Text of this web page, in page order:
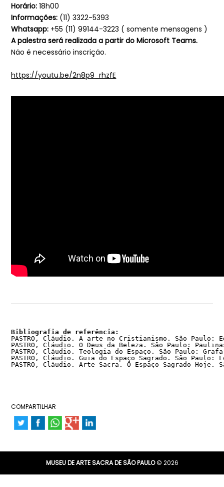
Horário:18h00
Informações: (11) 3322-5393
Whatsapp: +55 (11) 99144-3223 ( somente mensagens )
A palestra será realizada a partir do Microsoft Teams.
Não é necessário inscrição.
https://youtu.be/2n8p9_rhzfE
Bibliografia de referência:
PASTRO, Cláudio. A arte no Cristianismo. São Paulo:
PASTRO, Cláudio. O Deus da Beleza. São Paulo:
PASTRO, Cláudio. Teologia do Espaço. São Paulo:
PASTRO, Cláudio. Guia do Espaço Sagrado. São Paulo:
PASTRO, Cláudio. Arte Sacra. O Espaço Sagrado Hoje.
COMPARTILHAR
MUSEU DE ARTE SACRA DE SÃO PAULO© 2026